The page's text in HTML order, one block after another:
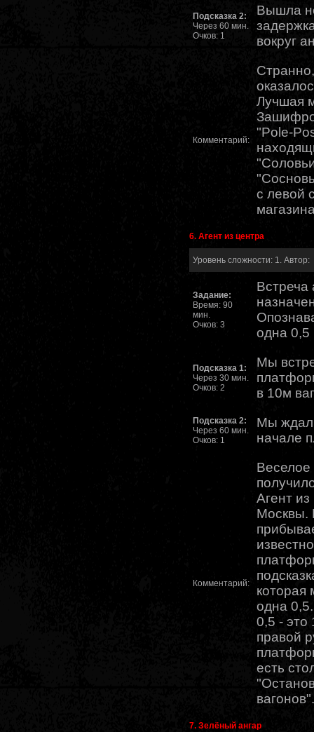
Подсказка 2:
Через 60 мин.
Очков: 1
Вышла
вокруг
Комментарий:
Лучшая
"Pole-
с левой
6. Агент из центра
Уровень сложности: 1. Автор:
Задание:
Время: 90
мин.
Очков: 3
Встреча
одна 0,5
Подсказка 1:
Через 30 мин.
Очков: 2
Мы
в 10м
Подсказка 2:
Через 60 мин.
Очков: 1
Мы
начале
Комментарий:
Веселое
Агент
Москвы.
которая
одна
0,5 -
правой
есть
7. Зелёный ангар